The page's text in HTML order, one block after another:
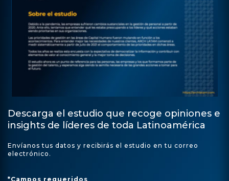
Descarga el estudio que recoge opiniones e
insights de líderes de toda Latinoamérica
Envíanos tus datos y recibirás el estudio en tu correo
electrónico.
*Campos requeridos